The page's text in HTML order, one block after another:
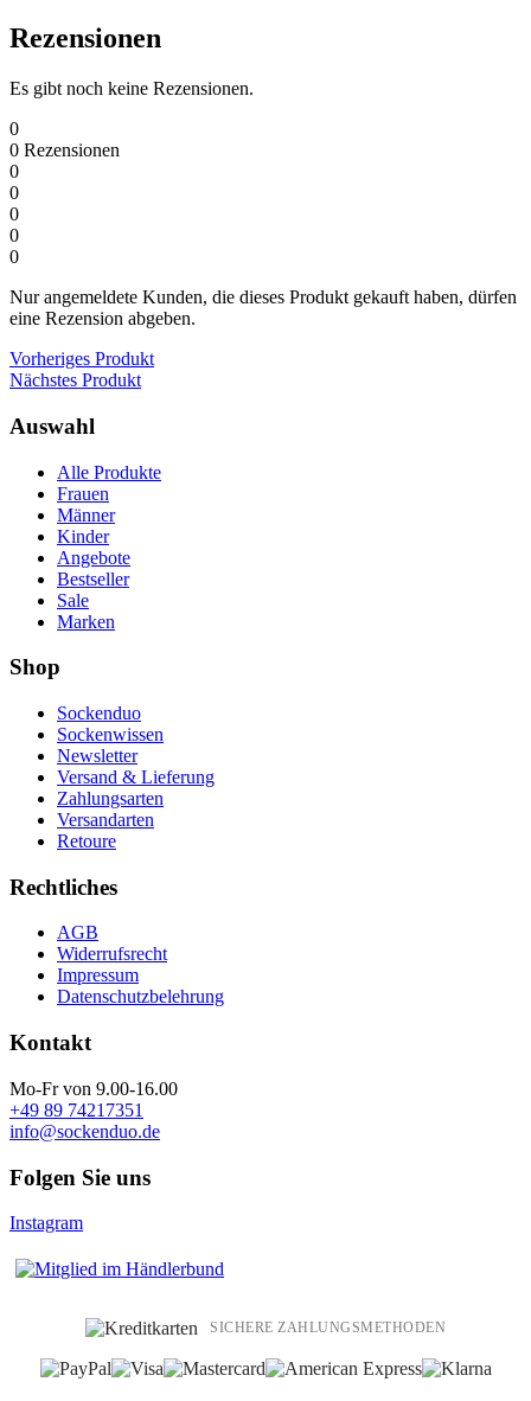
Rezensionen
Es gibt noch keine Rezensionen.
0
0 Rezensionen
0
0
0
0
0
Nur angemeldete Kunden, die dieses Produkt gekauft haben, dürfen
eine Rezension abgeben.
Vorheriges Produkt
Nächstes Produkt
Auswahl
Alle Produkte
Frauen
Männer
Kinder
Angebote
Bestseller
Sale
Marken
Shop
Sockenduo
Sockenwissen
Newsletter
Versand & Lieferung
Zahlungsarten
Versandarten
Retoure
Rechtliches
AGB
Widerrufsrecht
Impressum
Datenschutzbelehrung
Kontakt
Mo-Fr von 9.00-16.00
+49 89 74217351
info@sockenduo.de
Folgen Sie uns
Instagram
SICHERE ZAHLUNGSMETHODEN